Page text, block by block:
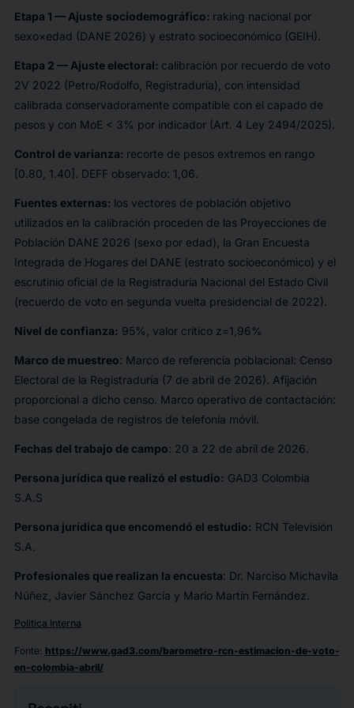
Etapa 1 — Ajuste sociodemográfico: raking nacional por
sexo×edad (DANE 2026) y estrato socioeconómico (GEIH).
Etapa 2 — Ajusteelectoral: calibración por recuerdo de voto
2V 2022 (Petro/Rodolfo, Registraduría), con intensidad
calibrada conservadoramente compatible con el capado de
pesos y con MoE < 3% por indicador (Art. 4 Ley 2494/2025).
Control de varianza: recorte de pesos extremos en rango
[0.80, 1.40]. DEFF observado: 1,06.
Fuentes externas: los vectores de población objetivo
utilizados en la calibración proceden de las Proyecciones de
Población DANE 2026 (sexo por edad), la Gran Encuesta
Integrada de Hogares del DANE (estrato socioeconómico) y el
escrutinio oficial de la Registraduría Nacional del Estado Civil
(recuerdo de voto en segunda vuelta presidencial de 2022).
Nivel de confianza: 95%, valor crítico z=1,96%
Marco de muestreo: Marco de referencia poblacional: Censo
Electoral de la Registraduría (7 de abril de 2026). Afijación
proporcional a dicho censo. Marco operativo de contactación:
base congelada de registros de telefonía móvil.
Fechas del trabajo de campo: 20 a 22 de abril de 2026.
Persona jurídica que realizó el estudio: GAD3 Colombia
S.A.S
Persona jurídica que encomendó el estudio: RCN Televisión
S.A.
Profesionales que realizan la encuesta: Dr. Narciso Michavila
Núñez, Javier Sánchez García y Mario Martín Fernández.
Politica Interna
Fonte: https://www.gad3.com/barometro-rcn-estimacion-de-voto-
en-colombia-abril/